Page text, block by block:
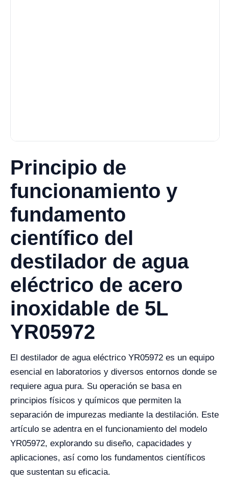
Principio de
funcionamiento y
fundamento
científico del
destilador de agua
eléctrico de acero
inoxidable de 5L
YR05972
El destilador de agua eléctrico YR05972 es un equipo
esencial en laboratorios y diversos entornos donde se
requiere agua pura. Su operación se basa en
principios físicos y químicos que permiten la
separación de impurezas mediante la destilación. Este
artículo se adentra en el funcionamiento del modelo
YR05972, explorando su diseño, capacidades y
aplicaciones, así como los fundamentos científicos
que sustentan su eficacia.